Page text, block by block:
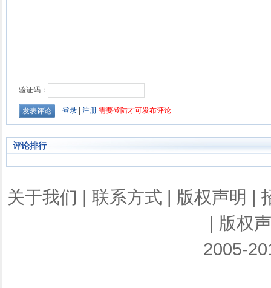
评论排行
关于我们 | 联系方式 | 版权声明 |
| 版权
2005-